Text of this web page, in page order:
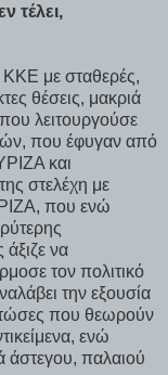
τέλει,
ΚΚΕ με σταθερές,
θέσεις, μακριά
λειτουργούσε
που έφυγαν από
και
στελέχη με
που ενώ
να
τον πολιτικό
την εξουσία
που θεωρούν
ενώ
άστεγου, παλαιού